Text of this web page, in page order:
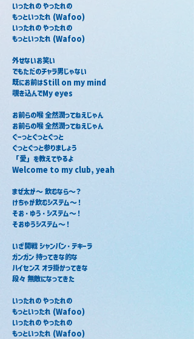
いったれの やったれの
もっといったれ (Wafoo)
いったれの やったれの
もっといったれ (Wafoo)
外せないお笑い
でもただのチャラ男じゃない
既にお前はStill on my mind
覗き込んでMy eyes
お前らの喉 全然潤ってねえじゃん
お前らの喉 全然潤ってねえじゃん
ぐーっとぐっとぐっと
ぐっとぐっと参りましょう
「愛」を教えてやるよ
Welcome to my club, yeah
まぜ太が～ 飲むなら～？
けちゃが飲むシステム～！
そお・ゆう・システム～！
そおゆうシステム～！
いざ開戦 シャンパン・テキーラ
ガンガン 持ってきな的な
ハイセンス オラ掛かってきな
段々 無敵になってきた
いったれの やったれの
もっといったれ (Wafoo)
いったれの やったれの
もっといったれ (Wafoo)